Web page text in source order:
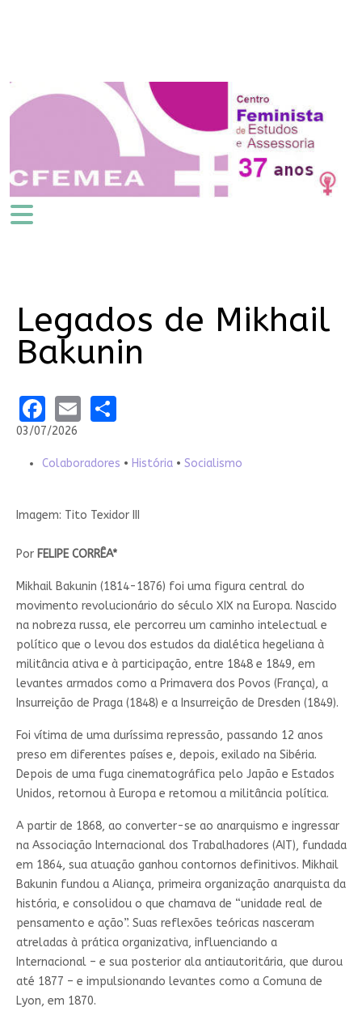
Legados de Mikhail
Bakunin
Facebook
EmailShare
03/07/2026
Colaboradores • História• Socialismo
Imagem: Tito Texidor III
Por FELIPE CORRÊA*
Mikhail Bakunin (1814-1876) foi uma figura central do
movimento revolucionário do século XIX na Europa. Nascido
na nobreza russa, ele percorreu um caminho intelectual e
político que o levou dos estudos da dialética hegeliana à
militância ativa e à participação, entre 1848 e 1849, em
levantes armados como a Primavera dos Povos (França), a
Insurreição de Praga (1848) e a Insurreição de Dresden (1849).
Foi vítima de uma duríssima repressão, passando 12 anos
preso em diferentes países e, depois, exilado na Sibéria.
Depois de uma fuga cinematográfica pelo Japão e Estados
Unidos, retornou à Europa e retomou a militância política.
A partir de 1868, ao converter-se ao anarquismo e ingressar
na Associação Internacional dos Trabalhadores (AIT), fundada
em 1864, sua atuação ganhou contornos definitivos. Mikhail
Bakunin fundou a Aliança, primeira organização anarquista da
história, e consolidou o que chamava de “unidade real de
pensamento e ação”. Suas reflexões teóricas nasceram
atreladas à prática organizativa, influenciando a
Internacional – e sua posterior ala antiautoritária, que durou
até 1877 – e impulsionando levantes como a Comuna de
Lyon, em 1870.